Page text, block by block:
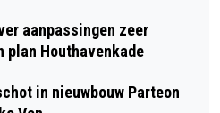
aanpassingen zeer
plan Houthavenkade
in nieuwbouw Parteon